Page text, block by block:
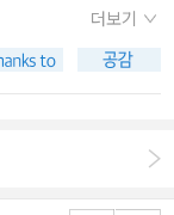
무대 앞’ 자아와
시간을 보낼 때
가면을 벗을 때
늘빛입니다. 그래
에서 ‘우리’는
늘 씀바귀꽃으로 살
탑니다. 오랜 사
더보기